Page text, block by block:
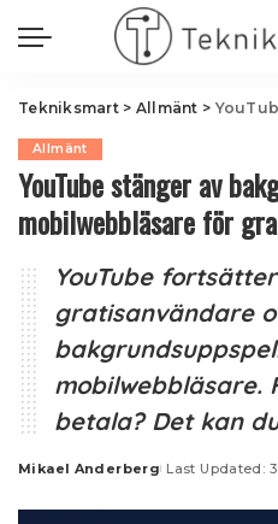
Tekniksmart> Allmänt > YouTube
Allmänt
YouTube stänger av
mobilwebbläsare för
YouTube
gratisanvändare
mobilwebbläsare.
betala? Det kan
Posted
Mikael Anderberg Last Updated: